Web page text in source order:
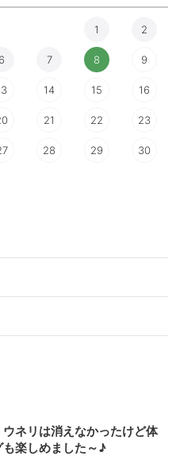
1 2
6 7 8 9
14 15 16
21 22 23
28 29 30
ネリは消えなかったけど体
楽しめました～♪